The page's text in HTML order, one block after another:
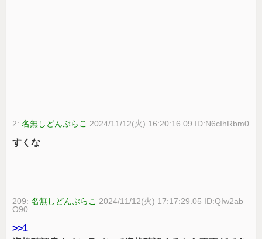
2:名無しどんぶらこ 2024/11/12(火) 16:20:16.09 ID:N6cIhRbm0
すくな
209:名無しどんぶらこ 2024/11/12(火) 17:17:29.05 ID:QIw2ab
O90
>>1